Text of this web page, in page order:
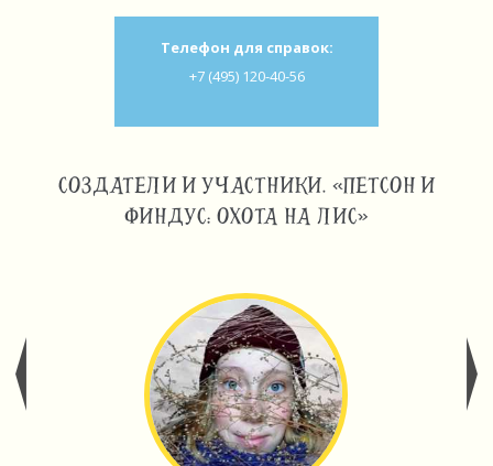
Телефон для справок:
+7 (495) 120-40-56
СОЗДАТЕЛИ И УЧАСТНИКИ. «ПЕТСОН И
ФИНДУС: ОХОТА НА ЛИС»